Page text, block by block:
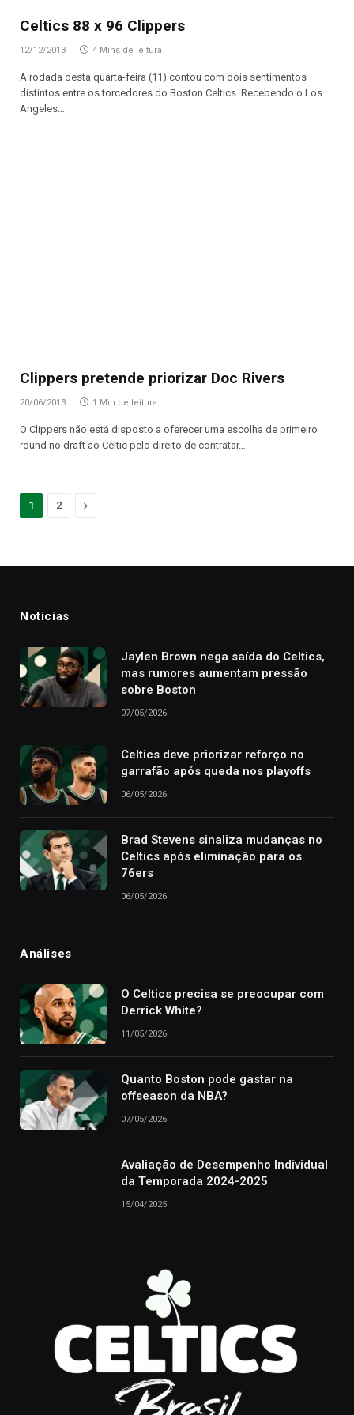
Celtics 88 x 96 Clippers
12/12/2013 4 Mins de leitura
A rodada desta quarta-feira (11) contou com dois sentimentos
distintos entre os torcedores do Boston Celtics. Recebendo o Los
Angeles…
Clippers pretende priorizar Doc Rivers
20/06/2013 1 Min de leitura
O Clippers não está disposto a oferecer uma escolha de primeiro
round no draft ao Celtic pelo direito de contratar…
1 2 Proximo
Notícias
Jaylen Brown nega saída do Celtics,
mas rumores aumentam pressão
sobre Boston
07/05/2026
Celtics deve priorizar reforço no
garrafão após queda nos playoffs
06/05/2026
Brad Stevens sinaliza mudanças no
Celtics após eliminação para os
76ers
06/05/2026
Análises
O Celtics precisa se preocupar com
Derrick White?
11/05/2026
Quanto Boston pode gastar na
offseason da NBA?
07/05/2026
Avaliação de Desempenho Individual
da Temporada 2024-2025
15/04/2025